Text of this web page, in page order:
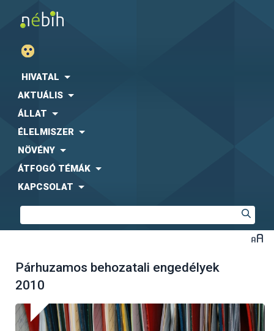
HIVATAL
AKTUÁLIS
ÁLLAT
ÉLELMISZER
NÖVÉNY
ÁTFOGÓ TÉMÁK
KAPCSOLAT
Párhuzamos behozatali engedélyek
2010